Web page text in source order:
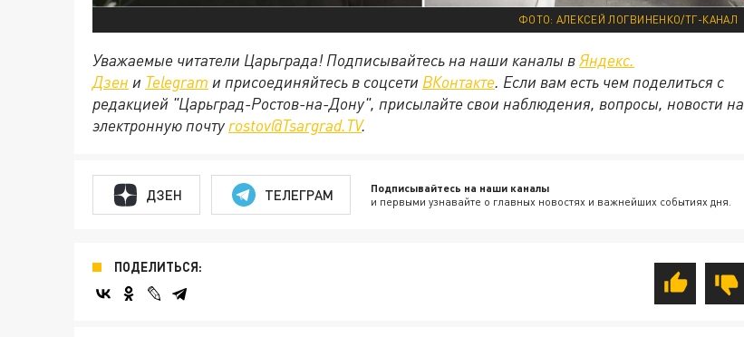
ФОТО: АЛЕКСЕЙ ЛОГВИНЕНКО/ТГ-КАНАЛ
Уважаемые читатели Царьграда! Подписывайтесь на наши каналы вЯндекс.
Дзен и Telegram и присоединяйтесь в соцсети ВКонтакте. Если вам есть чем поделиться с
редакцией "Царьград-Ростов-на-Дону", присылайте свои наблюдения, вопросы, новости на
электронную почту rostov@Tsargrad.ТV.
ДЗЕН ТЕЛЕГРАМ Подписывайтесь на наши каналы
и первыми узнавайте о главных новостях и важнейших событиях дня.
ПОДЕЛИТЬСЯ: